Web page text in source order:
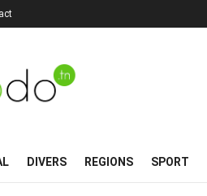
DIVERS REGIONS SPORT